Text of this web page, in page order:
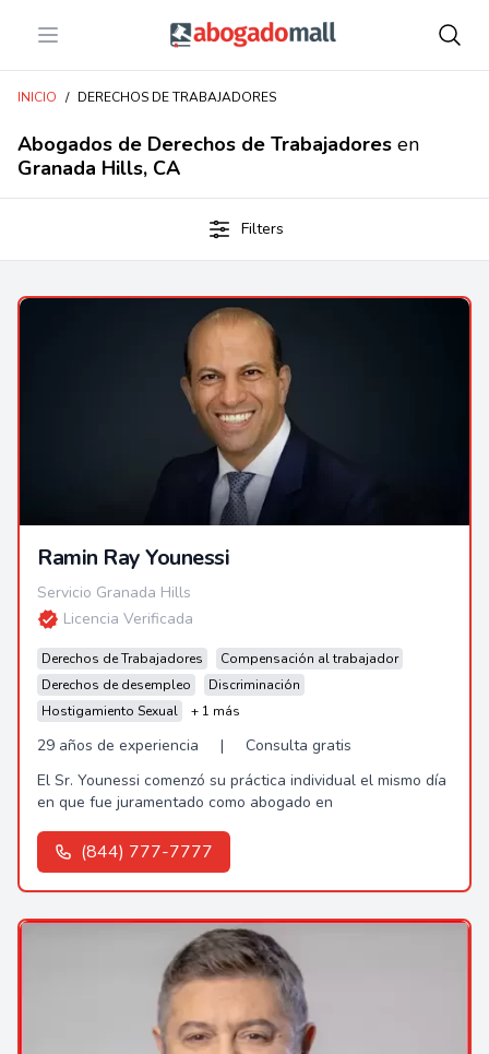
Open menu Abogadomall
INICIO / DERECHOS DE TRABAJADORES
Abogados de Derechos de Trabajadores en
Granada Hills, CA
Filters
Ramin Ray Younessi
Servicio Granada Hills
Licencia Verificada
Derechos de Trabajadores
Compensación al trabajador
Derechos de desempleo
Discriminación
Hostigamiento Sexual
+ 1 más
29 años de experiencia |
Consulta gratis
El Sr. Younessi comenzó su práctica individual el mismo día
en que fue juramentado como abogado en
(844) 777-7777